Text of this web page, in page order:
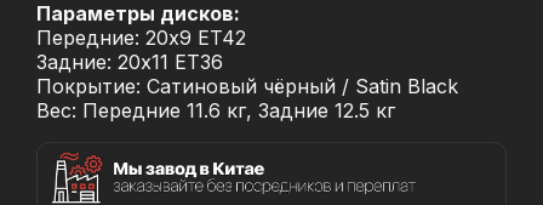
Параметры дисков:
Передние: 20x9 ET42
Задние: 20x11 ET36
Покрытие: Сатиновый чёрный / Satin Black
Вес: Передние 11.6 кг, Задние 12.5 кг